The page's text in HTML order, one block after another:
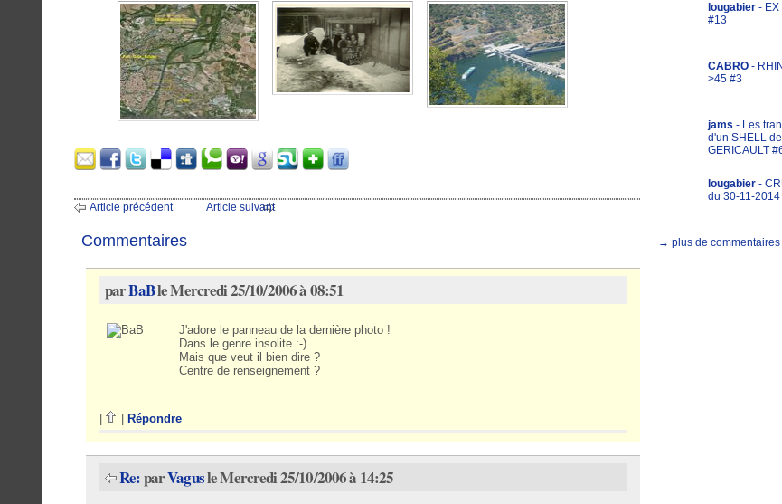
Article précédent Article suivant
Commentaires
parBaBle Mercredi 25/10/2006 à 08:51
J'adore le panneau de la dernière photo !
Dans le genre insolite :-)
Mais que veut il bien dire ?
Centre de renseignement ?
Répondre
Re:parVagusle Mercredi 25/10/2006 à 14:25
lougabier - EX
#13
CABRO -
>45 #3
jams - Les
d'un SHELL
GERICAULT
lougabier -
du 30-11-2014
→ plus de commentaires